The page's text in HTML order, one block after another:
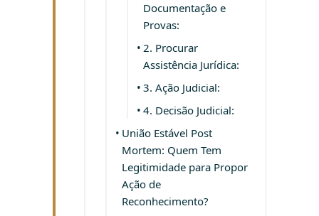
Documentação e
Provas:
2. Procurar
Assistência Jurídica:
3. Ação Judicial:
4. Decisão Judicial:
União Estável Post
Mortem: Quem Tem
Legitimidade para Propor
Ação de
Reconhecimento?